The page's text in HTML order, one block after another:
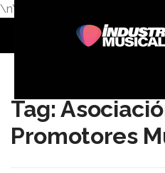
\n\n
Tag:
Promotores